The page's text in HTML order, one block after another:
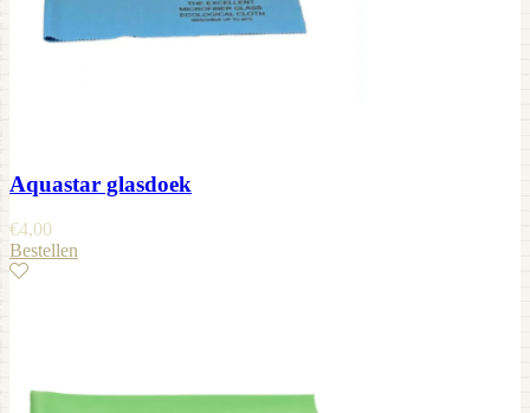
Aquastar glasdoek
€4,00
Bestellen